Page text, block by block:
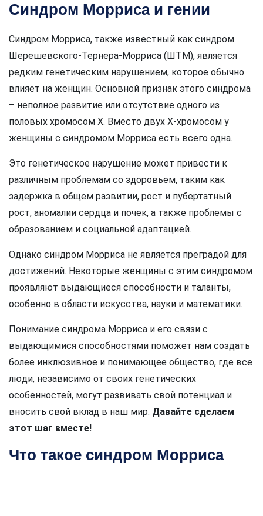
Синдром Морриса и гении
Синдром Морриса, также известный как синдром
Шерешевского-Тернера-Морриса (ШТМ), является
редким генетическим нарушением, которое обычно
влияет на женщин. Основной признак этого синдрома
– неполное развитие или отсутствие одного из
половых хромосом Х. Вместо двух Х-хромосом у
женщины с синдромом Морриса есть всего одна.
Это генетическое нарушение может привести к
различным проблемам со здоровьем, таким как
задержка в общем развитии, рост и пубертатный
рост, аномалии сердца и почек, а также проблемы с
образованием и социальной адаптацией.
Однако синдром Морриса не является преградой для
достижений. Некоторые женщины с этим синдромом
проявляют выдающиеся способности и таланты,
особенно в области искусства, науки и математики.
Понимание синдрома Морриса и его связи с
выдающимися способностями поможет нам создать
более инклюзивное и понимающее общество, где все
люди, независимо от своих генетических
особенностей, могут развивать свой потенциал и
вносить свой вклад в наш мир. Давайте сделаем
этот шаг вместе!
Что такое синдром Морриса